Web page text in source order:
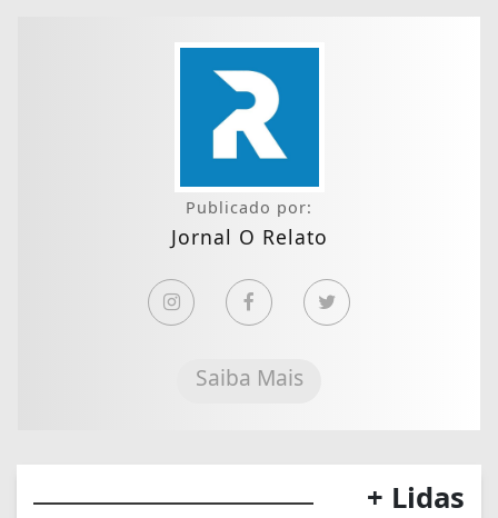
Publicado por:
Jornal O Relato
Saiba Mais
+ Lidas